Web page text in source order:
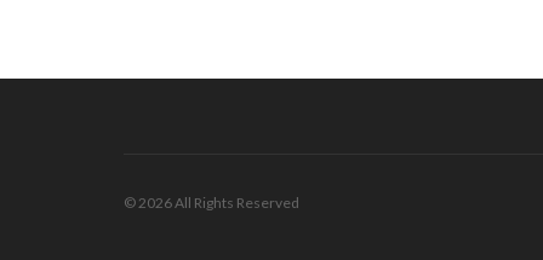
© 2026 All Rights Reserved